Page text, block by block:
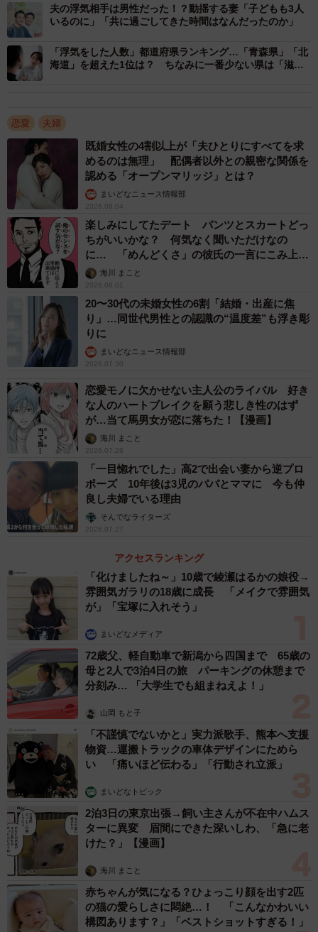
（245人）といった回答が上位に挙げられたそうです。
◇ ◇
グTOP5！1342名の女性に聞いたアンケート調査結果
https://pamarry.com/couple/17203/
夫の浮気相手は男性だった！？動揺する妻「子どもも3人
いるのに」「共に過ごしてきた時間はなんだったのか」
「浮気をした人数」都道府県ランキング…「青森県」「北
海道」を超えた1位は？ ちなみに一番少ない県は「滋賀
恋愛 夫婦
既婚女性の4割以上が「夫ひとりにすべてを求
めるのは無理」 配偶者以外との親密な関係を
認める「オープンマリッジ」とは？
まいどなニュース情報部
2026.08.04
楽しみにしてたデート パンツとスカートどっ
ちがいいかな？ 何気なく聞いただけなの
に… 「めんどくさ」の彼氏の一言にこみ上げ
る寂しさ【漫画】
海川 まこと
2026.08.01
20〜30代の未婚女性の6割「結婚・出産に焦
り」…同世代男性との認識の“温度差”も浮き彫
りに
まいどなニュース情報部
2026.07.30
恋愛モノに欠かせない主人公のライバル 好き
な人のハートブレイクを願う悲しき性のはず
が…当て馬男女が恋に落ちた！【漫画】
海川 まこと
2026.07.28
「一目惚れでした」高2で出会い妻から逆プロ
ポーズ 10年後は3児のパパとママに 今も仲
良し夫婦でいる理由
そんでなライターズ
2026.07.27
アクセスランキング
「化けましたね～」10歳で綾瀬はるかの娘役→
雰囲気ガラリの18歳に成長 「メイクで雰囲気
が」「宝塚に入れそう」
まいどなメディア
72歳父、軽自動車で新潟から四国まで 65歳の
母と2人で3泊4日の旅 パーキングの休憩まで
分刻み… 「大学生でも組まねえよ！」
山岡 もと子
「不謹慎でないかと」実力派歌手、熊本へ支援
物資…運搬トラックの車体デザインにためら
い 「痛いほど伝わる」「行動され立派」
まいどなトピック
2泊3日の東京出張→飼い主さんが不在中ハムス
ターに異変 眉間にできた深いしわ、「急に老
けた？」【漫画】
海川 まこと
赤ちゃんが気になる？ひょっこり顔を出す2匹
の猫の愛らしさに悶絶…！ 「こんなかわいい
構図あります？」「ベストショットすぎる！」